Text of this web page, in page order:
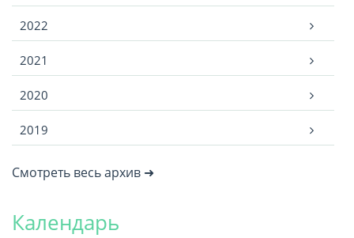
2022
2021
2020
2019
Смотреть весь архив ➜
Календарь